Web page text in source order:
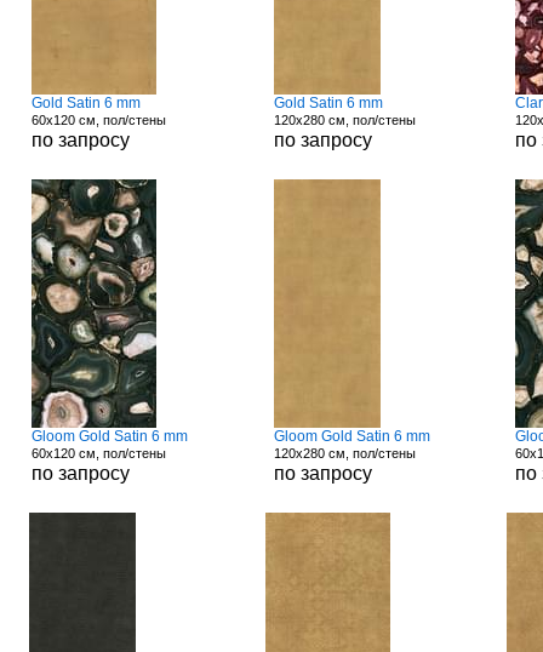
Gold Satin 6 mm
60x120 см, пол/стены
по запросу
Gold Satin 6 mm
120x280 см, пол/стены
по запросу по
Gloom Gold Satin 6 mm
60x120 см, пол/стены
по запросу
Gloom Gold Satin 6 mm
120x280 см, пол/стены
по запросу по